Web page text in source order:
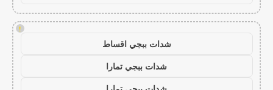
!
شدات ببجي اقساط
شدات ببجي تمارا